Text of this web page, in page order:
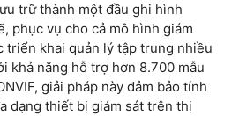
trữ thành một đầu ghi hình
phục vụ cho cả mô hình giám
triển khai quản lý tập trung nhiều
khả năng hỗ trợ hơn 8.700 mẫu
giải pháp này đảm bảo tính
dạng thiết bị giám sát trên thị